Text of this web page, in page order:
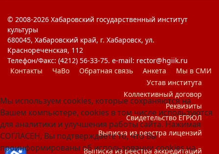
© 2008-2026 Хабаровский государственный институт
культуры
680045, Хабаровский край, г. Хабаровск, ул.
Краснореченская, 112
Телефон/Факс: (4212) 56-33-75. e-mail: rector@hgiik.ru
Контакты
ЧаВо Обратная связь Анкета
Мы в СМИ
Устав института
Коллективный договор
Реквизиты
Свидетельство ЕГРЮЛ
Выписка из реестра лицензий
Выписка из реестра аккредитаций
Мы используем cookies, которые сохраняются на
Вашем компьютере, cookies в том числе используются
для аналитики и улучшения работы сайта. Нажимая
СОГЛАСЕН, Вы подтверждаете то, что Вы
проинформированы об использовании cookies на